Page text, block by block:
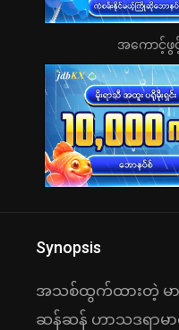
အကောင့်ဖွ
Synopsis
အသစ်ထွက်ထားတဲ့ မာလ
ဆန်ဆန် ဟာသဒရာမ